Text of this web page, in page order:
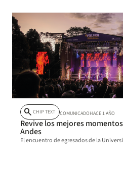
search CHIP TEXT COMUNICADOHACE 1 AÑO
Revive los mejores
Andes
El encuentro de egresados de la